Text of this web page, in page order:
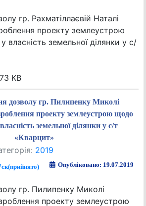
гр. Рахматіллаєвій Наталі
проекту землеустрою
власність земельної ділянки у с/
KB
дозволу гр. Пилипенку Миколі
проекту землеустрою щодо
земельної ділянки у с/т
«Кварцит»
2019
Опубліковано: 19.07.2019
гр. Пилипенку Миколі
проекту землеустрою